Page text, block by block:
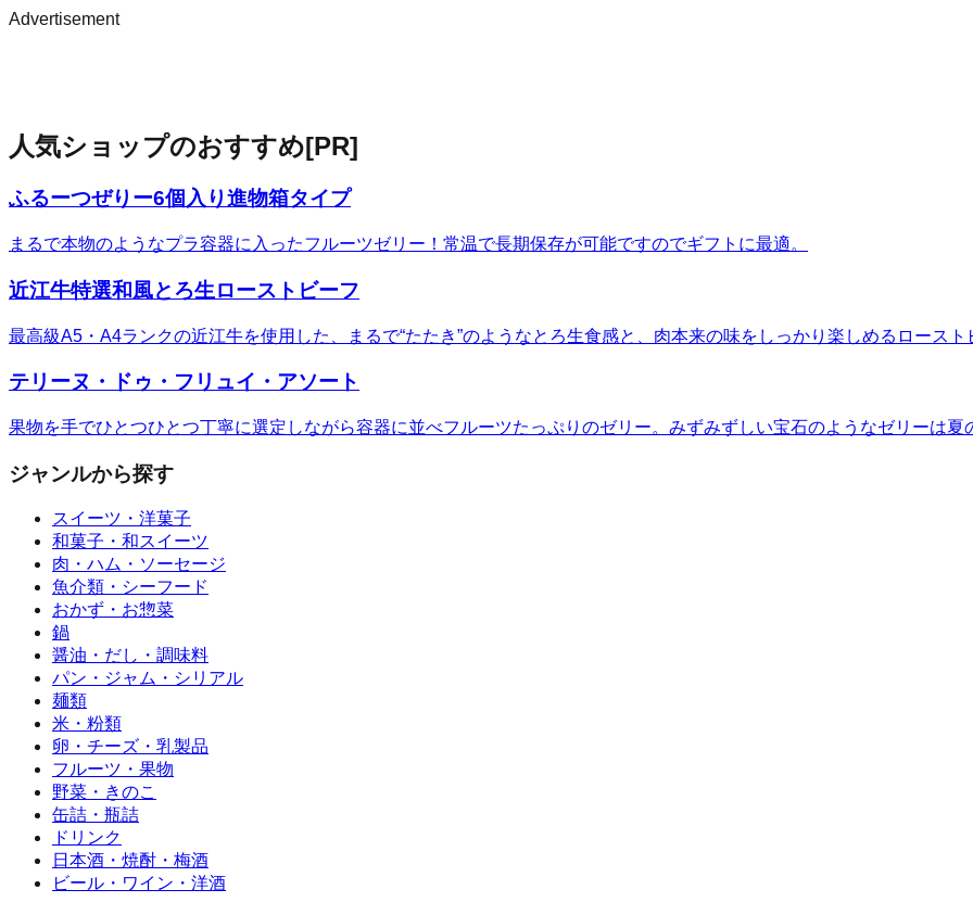
Advertisement
人気ショップのおすすめ[PR]
ふるーつぜりー6個入り進物箱タイプ
まるで本物のようなプラ容器に入ったフルーツゼリー！常温で長期保存が可能ですのでギフトに最適。
近江牛特選和風とろ生ローストビーフ
最高級A5・A4ランクの近江牛を使用した、まるで“たたき”のようなとろ生食感と、肉本来の味をしっかり楽しめるロースト
テリーヌ・ドゥ・フリュイ・アソート
果物を手でひとつひとつ丁寧に選定しながら容器に並べフルーツたっぷりのゼリー。みずみずしい宝石のようなゼリーは夏
ジャンルから探す
スイーツ・洋菓子
和菓子・和スイーツ
肉・ハム・ソーセージ
魚介類・シーフード
おかず・お惣菜
鍋
醤油・だし・調味料
パン・ジャム・シリアル
麺類
米・粉類
卵・チーズ・乳製品
フルーツ・果物
野菜・きのこ
缶詰・瓶詰
ドリンク
日本酒・焼酎・梅酒
ビール・ワイン・洋酒